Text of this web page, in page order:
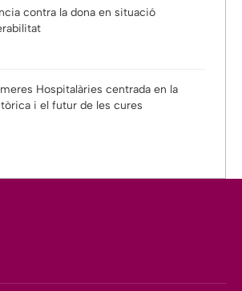
contra la dona en situació
Hospitalàries centrada en la
i el futur de les cures